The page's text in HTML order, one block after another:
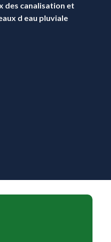
des canalisation et
d eau pluviale